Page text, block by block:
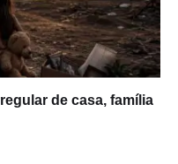
de casa, família